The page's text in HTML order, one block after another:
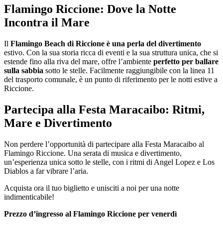
Flamingo Riccione: Dove la Notte
Incontra il Mare
Il Flamingo Beach di Riccione è una perla del divertimento
estivo. Con la sua storia ricca di eventi e la sua struttura unica, che si
estende fino alla riva del mare, offre l’ambiente perfetto per ballare
sulla sabbia sotto le stelle. Facilmente raggiungibile con la linea 11
del trasporto comunale, è un punto di riferimento per le notti estive a
Riccione.
Partecipa alla Festa Maracaibo: Ritmi,
Mare e Divertimento
Non perdere l’opportunità di partecipare alla Festa Maracaibo al
Flamingo Riccione. Una serata di musica e divertimento,
un’esperienza unica sotto le stelle, con i ritmi di Angel Lopez e Los
Diablos a far vibrare l’aria.
Acquista ora il tuo biglietto e unisciti a noi per una notte
indimenticabile!
Prezzo d’ingresso al Flamingo Riccione per venerdì